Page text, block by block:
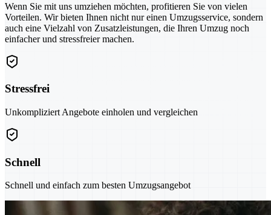
Wenn Sie mit uns umziehen möchten, profitieren Sie von vielen
Vorteilen. Wir bieten Ihnen nicht nur einen Umzugsservice, sondern
auch eine Vielzahl von Zusatzleistungen, die Ihren Umzug noch
einfacher und stressfreier machen.
Stressfrei
Unkompliziert Angebote einholen und vergleichen
Schnell
Schnell und einfach zum besten Umzugsangebot